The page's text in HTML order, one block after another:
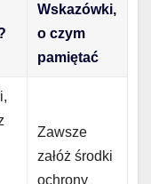
Wskazówki,
o czym
pamiętać
Zawsze
załóż środki
ochrony